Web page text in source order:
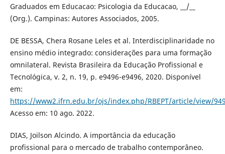
Graduados em Educacao: Psicologia da Educacao, __/__
(Org.). Campinas: Autores Associados, 2005.
DE BESSA, Chera Rosane Leles et al. Interdisciplinaridade no
ensino médio integrado: considerações para uma formação
omnilateral. Revista Brasileira da Educação Profissional e
Tecnológica, v. 2, n. 19, p. e9496-e9496, 2020. Disponível
em:
https://www2.ifrn.edu.br/ojs/index.php/RBEPT/article/view/
Acesso em: 10 ago. 2022.
DIAS, Joilson Alcindo. A importância da educação
profissional para o mercado de trabalho contemporâneo.